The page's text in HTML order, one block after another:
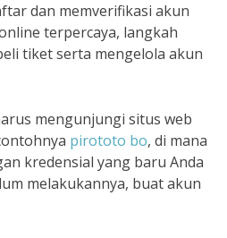
dan memverifikasi akun
terpercaya, langkah
tiket serta mengelola akun
mengunjungi situs web
pirototo bo, di mana
kredensial yang baru Anda
melakukannya, buat akun